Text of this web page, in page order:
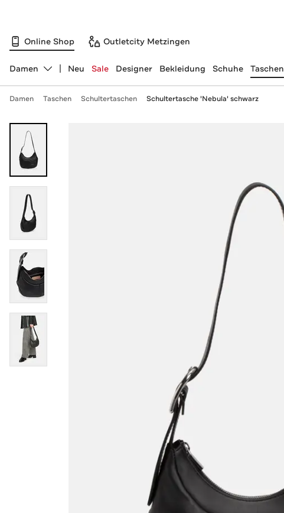
Online Shop Outletcity Metzingen
Abteilung ändern, ausgewählt:
Damen Neu Sale Designer Bekleidung Schuhe Taschen
Damen Taschen Schultertaschen Schultertasche 'Nebula' schwarz